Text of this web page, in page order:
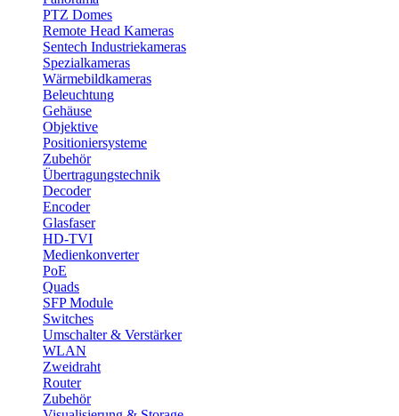
PTZ Domes
Remote Head Kameras
Sentech Industriekameras
Spezialkameras
Wärmebildkameras
Beleuchtung
Gehäuse
Objektive
Positioniersysteme
Zubehör
Übertragungstechnik
Decoder
Encoder
Glasfaser
HD-TVI
Medienkonverter
PoE
Quads
SFP Module
Switches
Umschalter & Verstärker
WLAN
Zweidraht
Router
Zubehör